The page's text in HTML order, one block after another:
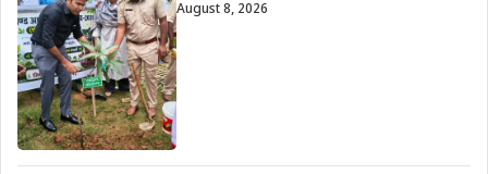
August 8, 2026